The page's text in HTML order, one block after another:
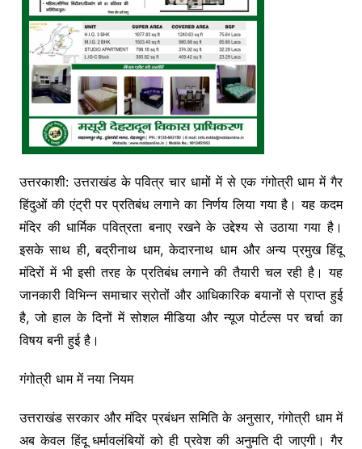
उत्तरकाशी: उत्तराखंड के पवित्र चार धामों में से एक गंगोत्री धाम में गैर
हिंदुओं की एंट्री पर प्रतिबंध लगाने का निर्णय लिया गया है। यह कदम
मंदिर की धार्मिक पवित्रता बनाए रखने के उद्देश्य से उठाया गया है।
इसके साथ ही, बद्रीनाथ धाम, केदारनाथ धाम और अन्य प्रमुख हिंदू
मंदिरों में भी इसी तरह के प्रतिबंध लगाने की तैयारी चल रही है। यह
जानकारी विभिन्न समाचार स्रोतों और आधिकारिक बयानों से प्राप्त हुई
है, जो हाल के दिनों में सोशल मीडिया और न्यूज पोर्टल्स पर चर्चा का
विषय बनी हुई है।
गंगोत्री धाम में नया नियम
उत्तराखंड सरकार और मंदिर प्रबंधन समिति के अनुसार, गंगोत्री धाम में
अब केवल हिंदू धर्मावलंबियों को ही प्रवेश की अनुमति दी जाएगी। गैर